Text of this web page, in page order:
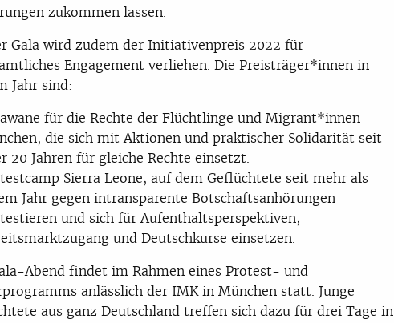
zukommen lassen.
Gala wird zudem der Initiativenpreis 2022 für
Engagement verliehen. Die Preisträger*innen in
Jahr sind:
für die Rechte der Flüchtlinge und Migrant*innen
die sich mit Aktionen und praktischer Solidarität seit
20 Jahren für gleiche Rechte einsetzt.
Sierra Leone, auf dem Geflüchtete seit mehr als
Jahr gegen intransparente Botschaftsanhörungen
und sich für Aufenthaltsperspektiven,
und Deutschkurse einsetzen.
Abend findet im Rahmen eines Protest- und
anlässlich der IMK in München statt. Junge
aus ganz Deutschland treffen sich dazu für drei Tage in